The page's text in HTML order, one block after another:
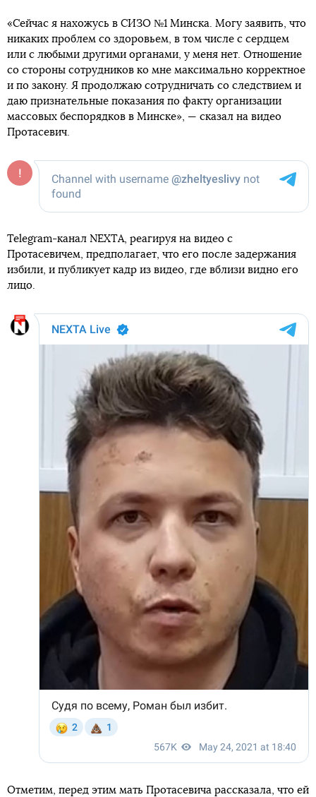
«Сейчас я нахожусь в СИЗО №1 Минска. Могу заявить, что
никаких проблем со здоровьем, в том числе с сердцем
или с любыми другими органами, у меня нет. Отношение
со стороны сотрудников ко мне максимально корректное
и по закону. Я продолжаю сотрудничать со следствием и
даю признательные показания по факту организации
массовых беспорядков в Минске», — сказал на видео
Протасевич.
Telegram-канал NEXTA, реагируя на видео с
Протасевичем, предполагает, что его после задержания
избили, и публикует кадр из видео, где вблизи видно его
лицо.
Отметим, перед этим мать Протасевича рассказала, что ей